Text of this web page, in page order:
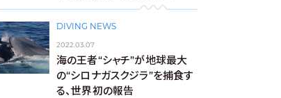
DIVING NEWS
2022.03.07
海の王者“シャチ”が地球最大
の“シロナガスクジラ”を捕食す
る、世界初の報告